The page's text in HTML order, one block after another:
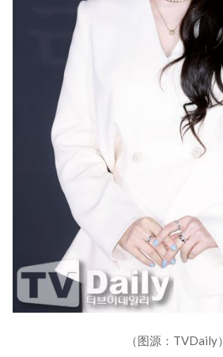
（图源：TVDaily）